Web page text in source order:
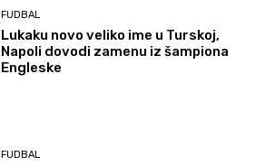
FUDBAL
Lukaku novo veliko ime u Turskoj,
Napoli dovodi zamenu iz šampiona
Engleske
FUDBAL